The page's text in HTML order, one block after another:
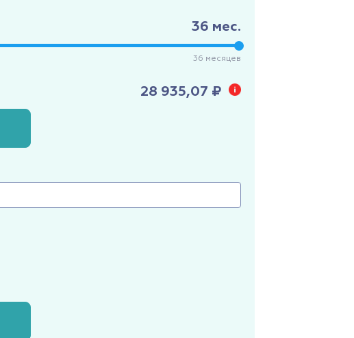
36 мес.
36 месяцев
28 935,07 ₽